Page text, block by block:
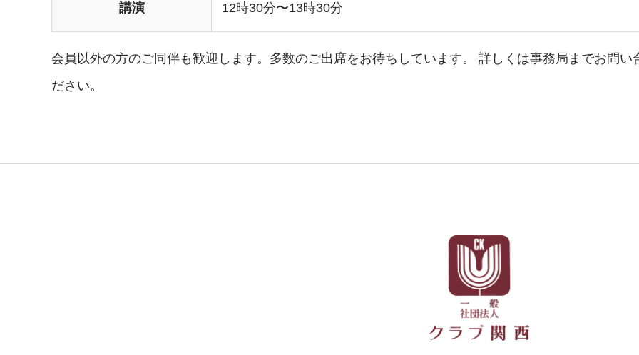
講演 12時30分〜13時30分
会員以外の方のご同伴も歓迎します。多数のご出席をお待ちしています。 詳しくは事務局までお問い
ださい。